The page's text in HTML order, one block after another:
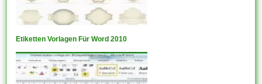
Etiketten Vorlagen Für Word 2010